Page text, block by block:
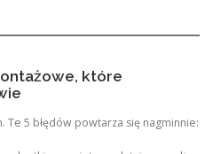
które
Te 5 błędów powtarza się nagminnie: